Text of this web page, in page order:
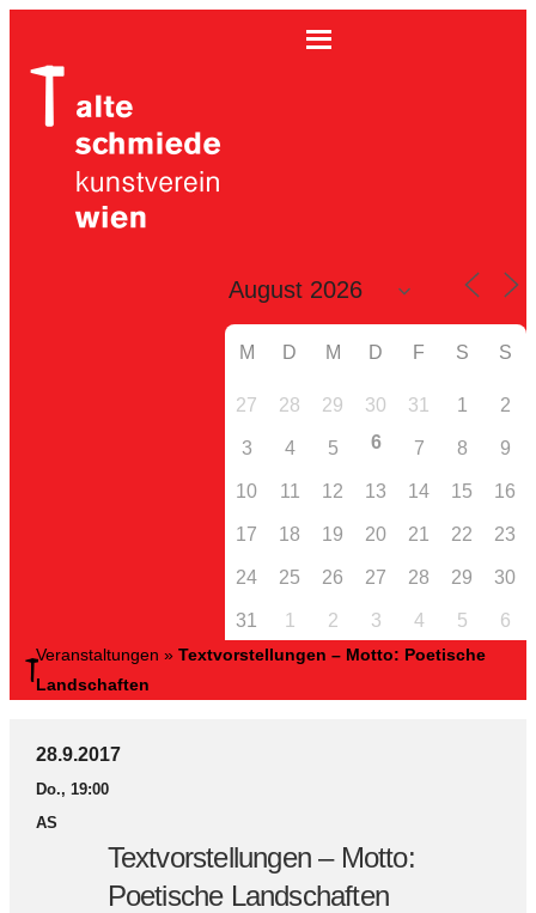
M D M D F S S
27 28 29 30 31 1 2
3 4 5 6 7 8 9
10 11 12 13 14 15 16
17 18 19 20 21 22 23
24 25 26 27 28 29 30
31 1 2 3 4 5 6
Veranstaltungen » Textvorstellungen – Motto: Poetische
Landschaften
28.9.2017
Do., 19:00
AS
Textvorstellungen – Motto:
Poetische Landschaften